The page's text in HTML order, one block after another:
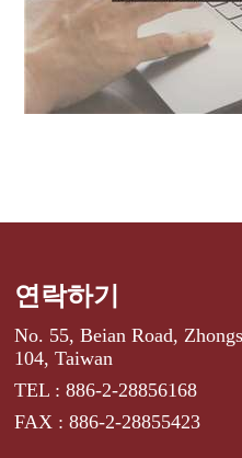
연락하기
No. 55, Beian Road,
104, Taiwan
TEL : 886-2-28856168
FAX : 886-2-28855423